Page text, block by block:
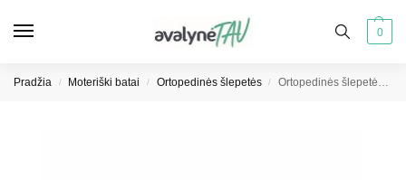
0
Pradžia / Moteriški batai / Ortopedinės šlepetės / Ortopedinės šlepetės “Inblu” GL000052 kreminės spalvos